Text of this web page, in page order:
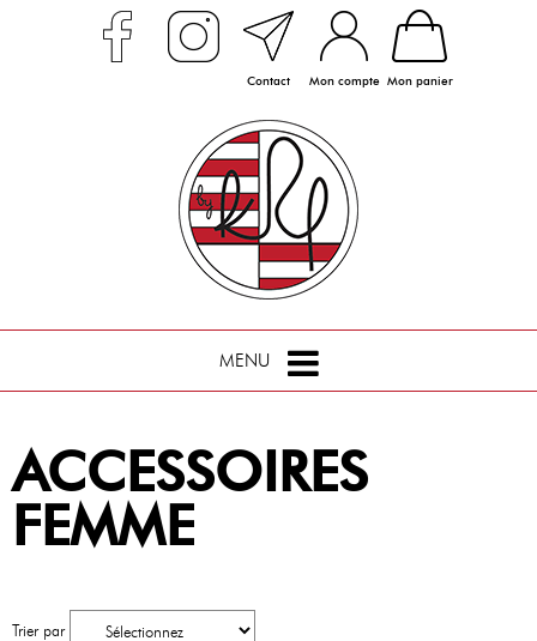
Contact Mon compte Mon panier
MENU
ACCESSOIRES
FEMME
Trier par